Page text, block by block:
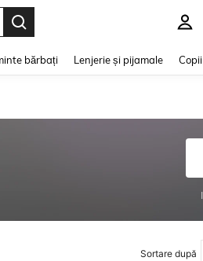
bărbați Lenjerie și pijamale Copii
Sortare după